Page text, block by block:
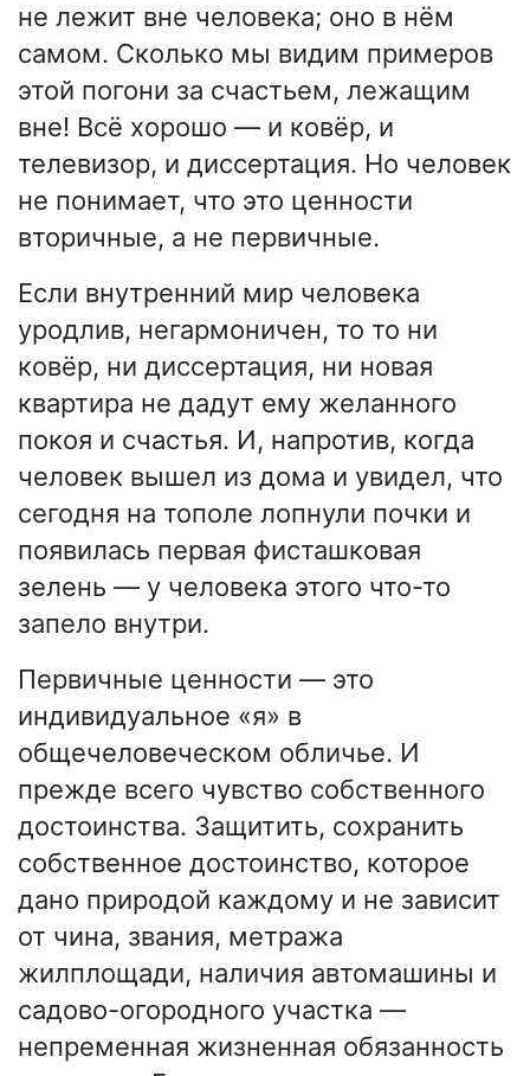
не лежит вне человека; оно в нём
самом. Сколько мы видим примеров
этой погони за счастьем, лежащим
вне! Всё хорошо — и ковёр, и
телевизор, и диссертация. Но человек
не понимает, что это ценности
вторичные, а не первичные.
Если внутренний мир человека
уродлив, негармоничен, то то ни
ковёр, ни диссертация, ни новая
квартира не дадут ему желанного
покоя и счастья. И, напротив, когда
человек вышел из дома и увидел, что
сегодня на тополе лопнули почки и
появилась первая фисташковая
зелень — у человека этого что-то
запело внутри.
Первичные ценности — это
индивидуальное «я» в
общечеловеческом обличье. И
прежде всего чувство собственного
достоинства. Защитить, сохранить
собственное достоинство, которое
дано природой каждому и не зависит
от чина, звания, метража
жилплощади, наличия автомашины и
садово-огородного участка —
непременная жизненная обязанность